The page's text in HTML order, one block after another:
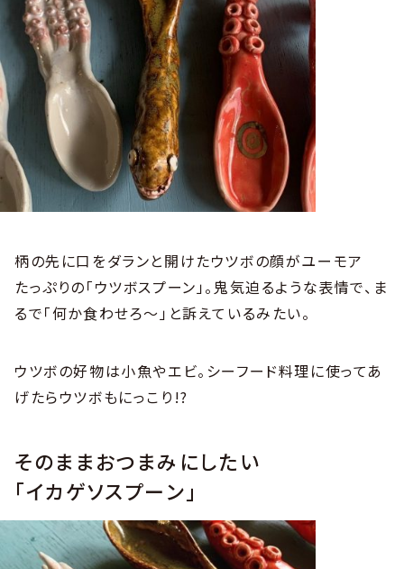
柄の先に口をダランと開けたウツボの顔がユーモア
たっぷりの「ウツボスプーン」。鬼気迫るような表情で、ま
るで「何か食わせろ～」と訴えているみたい。
ウツボの好物は小魚やエビ。シーフード料理に使ってあ
げたらウツボもにっこり!?
そのままおつまみにしたい
「イカゲソスプーン」